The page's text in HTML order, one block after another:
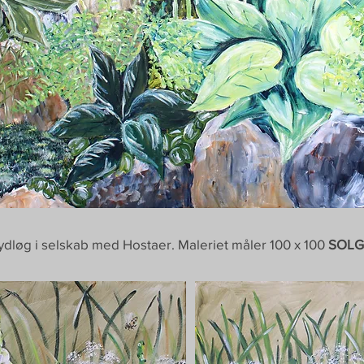
i selskab med Hostaer. Maleriet måler 100 x 100